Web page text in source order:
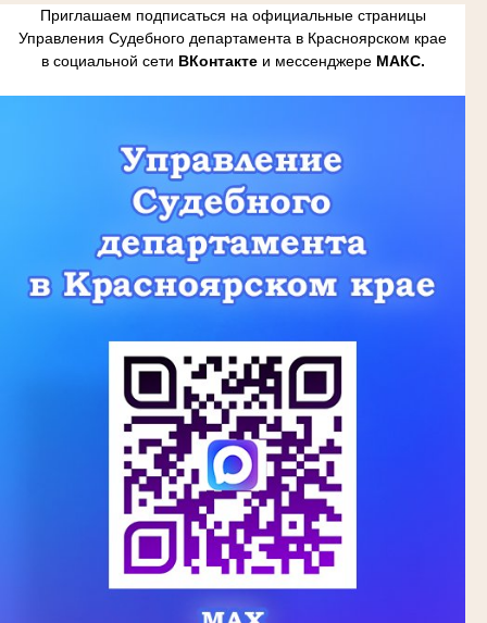
Приглашаем подписаться на официальные страницы
Управления Судебного департамента в Красноярском крае
в социальной сети ВКонтактеи мессенджере МАКС.